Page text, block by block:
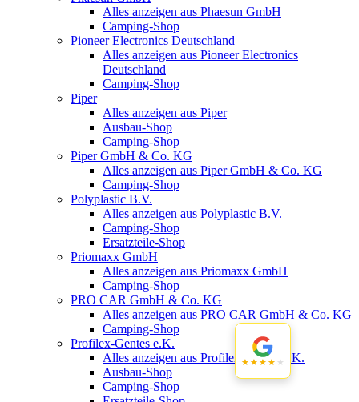
Alles anzeigen aus Phaesun GmbH
Camping-Shop
Pioneer Electronics Deutschland
Alles anzeigen aus Pioneer Electronics
Deutschland
Camping-Shop
Piper
Alles anzeigen aus Piper
Ausbau-Shop
Camping-Shop
Piper GmbH & Co. KG
Alles anzeigen aus Piper GmbH & Co. KG
Camping-Shop
Polyplastic B.V.
Alles anzeigen aus Polyplastic B.V.
Camping-Shop
Ersatzteile-Shop
Priomaxx GmbH
Alles anzeigen aus Priomaxx GmbH
Camping-Shop
PRO CAR GmbH & Co. KG
Alles anzeigen aus PRO CAR GmbH & Co. KG
Camping-Shop
Profilex-Gentes e.K.
Alles anzeigen aus Profilex-Gentes e.K.
Ausbau-Shop
Camping-Shop
★★★★★
★★★★★